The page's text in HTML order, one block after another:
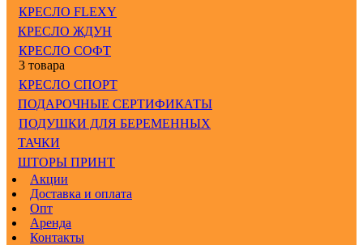
КРЕСЛО FLEXY
КРЕСЛО ЖДУН
КРЕСЛО СОФТ
3 товара
КРЕСЛО СПОРТ
ПОДАРОЧНЫЕ СЕРТИФИКАТЫ
ПОДУШКИ ДЛЯ БЕРЕМЕННЫХ
ТАЧКИ
ШТОРЫ ПРИНТ
Акции
Доставка и оплата
Опт
Аренда
Контакты